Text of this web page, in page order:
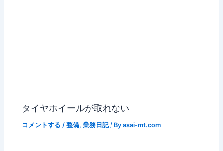
タイヤホイールが取れない
コメントする /整備,業務日記/ Byasai-mt.com